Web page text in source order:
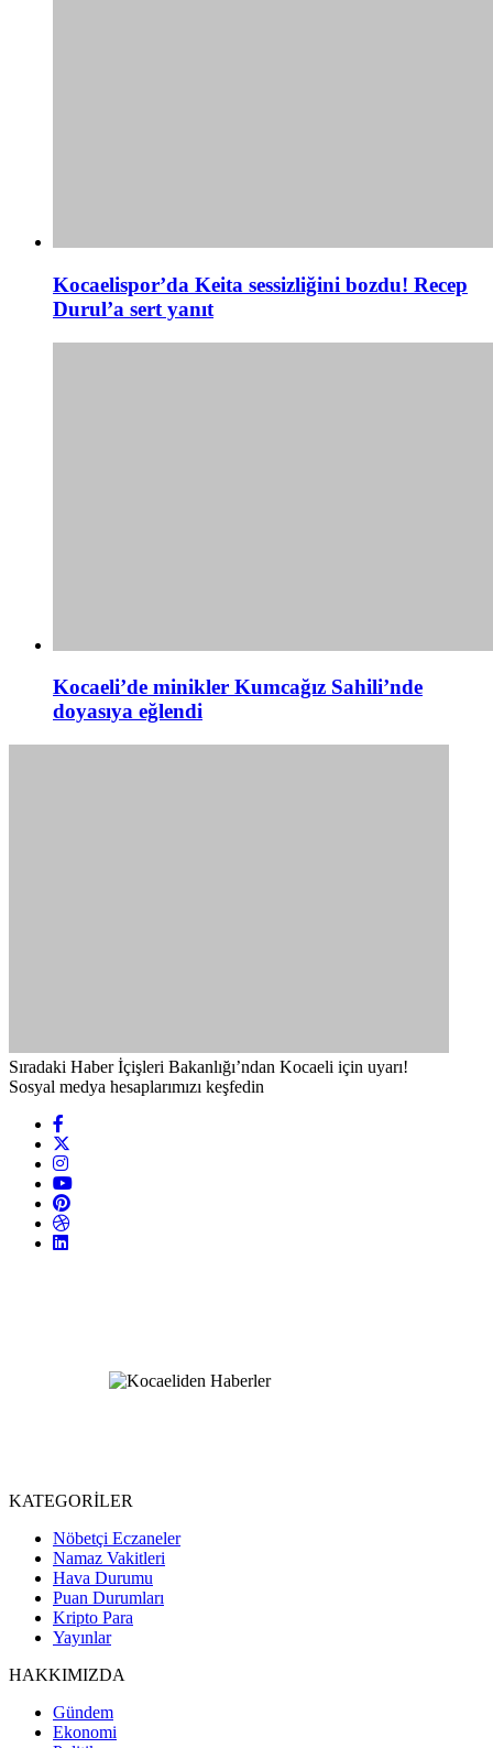
Kocaelispor’da Keita sessizliğini bozdu! Recep
Durul’a sert yanıt
Kocaeli’de minikler Kumcağız Sahili’nde
doyasıya eğlendi
Sıradaki Haber İçişleri Bakanlığı’ndan Kocaeli için uyarı!
Sosyal medya hesaplarımızı keşfedin
KATEGORİLER
Nöbetçi Eczaneler
Namaz Vakitleri
Hava Durumu
Puan Durumları
Kripto Para
Yayınlar
HAKKIMIZDA
Gündem
Ekonomi